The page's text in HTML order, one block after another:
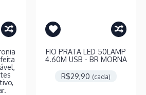
FIO PRATA LED 50LAMP
4.60M USB - BR MORNA
R$29,90 (cada)